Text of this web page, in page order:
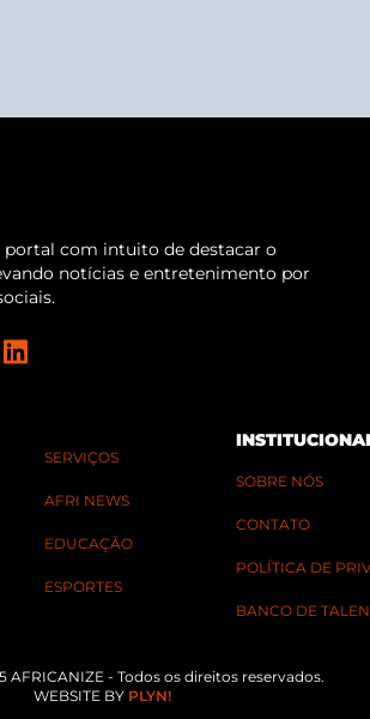
portal com intuito de destacar o
notícias e entretenimento por
SERVIÇOS
AFRI NEWS
EDUCAÇÃO
ESPORTES
SOBRE NÓS
CONTATO
POLÍTICA DE
BANCO DE
AFRICANIZE - Todos os direitos reservados.
WEBSITE BY PLYN!